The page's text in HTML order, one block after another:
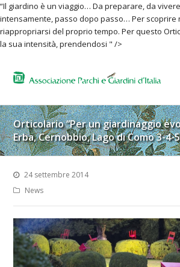
“Il giardino è un viaggio… Da preparare, da
intensamente, passo dopo passo… Per scoprire
riappropriarsi del proprio tempo. Per questo
la sua intensità, prendendosi " />
Orticolario “Per un giardinaggio
Erba, Cernobbio, Lago di Como 3-
24 settembre 2014
News